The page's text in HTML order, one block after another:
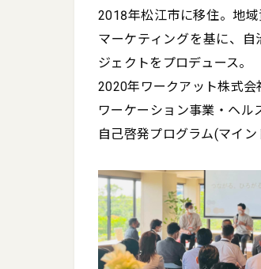
2018年松江市に移住。地
マーケティングを基に、
ジェクトをプロデュース。
2020年ワークアット株式会
ワーケーション事業・ヘル
自己啓発プログラム(マイン